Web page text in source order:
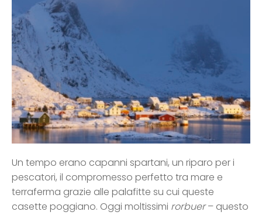
Un tempo erano capanni spartani, un riparo per i
pescatori, il compromesso perfetto tra mare e
terraferma grazie alle palafitte su cui queste
casette poggiano. Oggi moltissimi rorbuer– questo